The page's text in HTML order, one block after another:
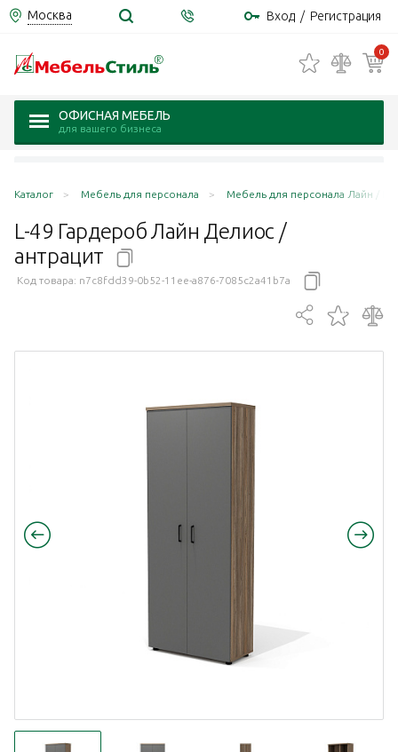
Москва Вход / Регистрация
0
ОФИСНАЯ МЕБЕЛЬ
для вашего бизнеса
Каталог Мебель для персонала Мебель для персонала Лайн /
L-49 Гардероб Лайн Делиос /
антрацит
Код товара: n7c8fdd39-0b52-11ee-a876-7085c2a41b7a